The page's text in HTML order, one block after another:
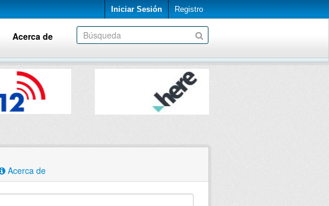
Iniciar Sesión Registro
Acerca de
Acerca de